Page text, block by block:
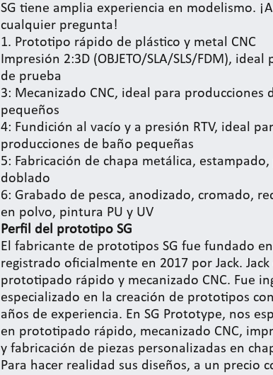
SG tiene amplia experiencia en modelismo.
cualquier pregunta!
1. Prototipo rápido de plástico y metal CNC
Impresión 2:3D (OBJETO/SLA/SLS/FDM), ideal
de prueba
3: Mecanizado CNC, ideal para producciones
pequeños
4: Fundición al vacío y a presión RTV, ideal
producciones de baño pequeñas
5: Fabricación de chapa metálica,
doblado
6: Grabado de pesca, anodizado, cromado,
en polvo, pintura PU y UV
Perfil del prototipo SG
El fabricante de prototipos SG fue fundado
registrado oficialmente en 2017 por Jack.
prototipado rápido y mecanizado CNC. Fue
especializado en la creación de prototipos
años de experiencia. En SG Prototype, nos
en prototipado rápido, mecanizado CNC,
y fabricación de piezas personalizadas en
Para hacer realidad sus diseños, a un precio